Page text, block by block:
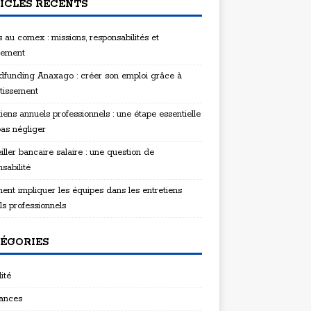
RÉCENTS
au comex : missions, responsabilités et
Anaxago : créer son emploi grâce à
annuels professionnels : une étape essentielle
négliger
bancaire salaire : une question de
impliquer les équipes dans les entretiens
professionnels